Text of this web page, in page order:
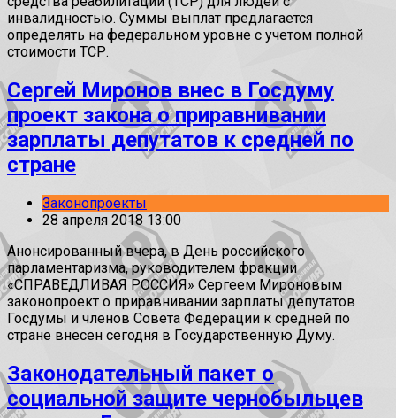
инвалидностью. Суммы выплат предлагается
определять на федеральном уровне с учетом полной
стоимости ТСР.
Сергей Миронов внес в Госдуму
проект закона о приравнивании
зарплаты депутатов к средней по
стране
Законопроекты
28 апреля 2018 13:00
Анонсированный вчера, в День российского
парламентаризма, руководителем фракции
«СПРАВЕДЛИВАЯ РОССИЯ» Сергеем Мироновым
законопроект о приравнивании зарплаты депутатов
Госдумы и членов Совета Федерации к средней по
стране внесен сегодня в Государственную Думу.
Законодательный пакет о
социальной защите чернобыльцев